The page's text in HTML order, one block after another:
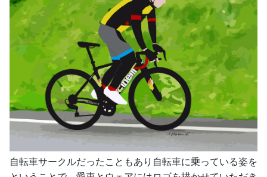
自転車サークルだったこともあり自転車に乗っている姿を